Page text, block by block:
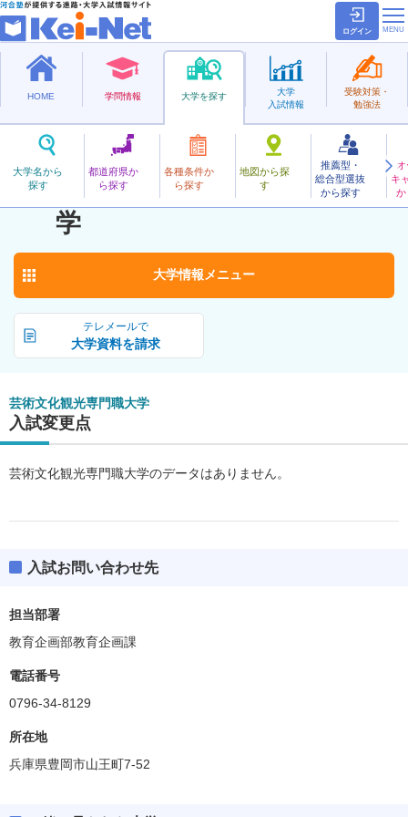
ログイン
HOME 学問情報 大学を探す
大学名から
探す
都道府県か
ら探す
各種条件か
ら探す
地図から探
す
推薦型・
総合型選抜
から探す
キ
か
大学
入試情報
受験対策・
勉強法
公立
げいじゅつぶんかかんこうせんもんしょく
芸術文化観光専門職大
学
お気に入り
テレメールで
大学資料を請求
大学情報 メニュー
芸術文化観光専門職大学
入試変更点
芸術文化観光専門職大学のデータはありません。
入試お問い合わせ先
担当部署
教育企画部教育企画課
電話番号
0796-34-8129
所在地
兵庫県豊岡市山王町7-52